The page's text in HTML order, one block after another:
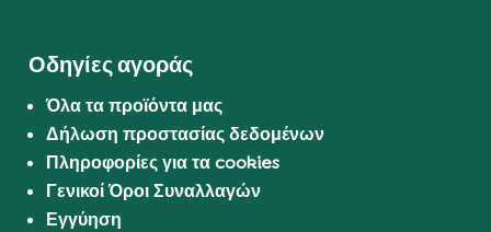
Οδηγίες αγοράς
Όλα τα προϊόντα μας
Δήλωση προστασίας δεδομένων
Πληροφορίες για τα cookies
Γενικοί Όροι Συναλλαγών
Εγγύηση